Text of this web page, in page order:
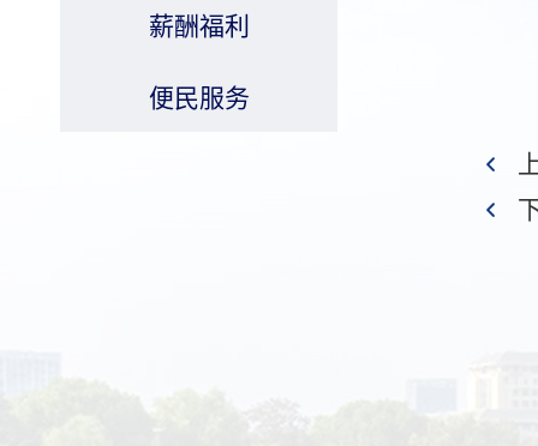
薪酬福利
便民服务